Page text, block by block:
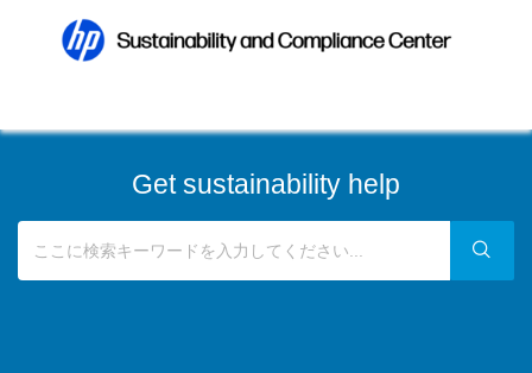
Get sustainability help